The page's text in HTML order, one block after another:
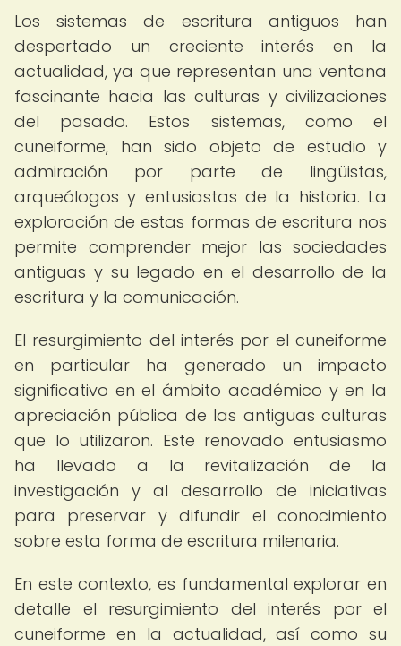
Los sistemas de escritura antiguos han
despertado un creciente interés en la
actualidad, ya que representan una ventana
fascinante hacia las culturas y civilizaciones
del pasado. Estos sistemas, como el
cuneiforme, han sido objeto de estudio y
admiración por parte de lingüistas,
arqueólogos y entusiastas de la historia. La
exploración de estas formas de escritura nos
permite comprender mejor las sociedades
antiguas y su legado en el desarrollo de la
escritura y la comunicación.
El resurgimiento del interés por el cuneiforme
en particular ha generado un impacto
significativo en el ámbito académico y en la
apreciación pública de las antiguas culturas
que lo utilizaron. Este renovado entusiasmo
ha llevado a la revitalización de la
investigación y al desarrollo de iniciativas
para preservar y difundir el conocimiento
sobre esta forma de escritura milenaria.
En este contexto, es fundamental explorar en
detalle el resurgimiento del interés por el
cuneiforme en la actualidad, así como su